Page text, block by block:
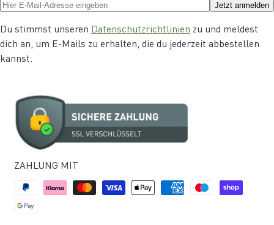
Jetzt anmelden
Du stimmst unseren Datenschutzrichtlinien zu und meldest
dich an, um E-Mails zu erhalten, die du jederzeit abbestellen
kannst.
ZAHLUNG MIT